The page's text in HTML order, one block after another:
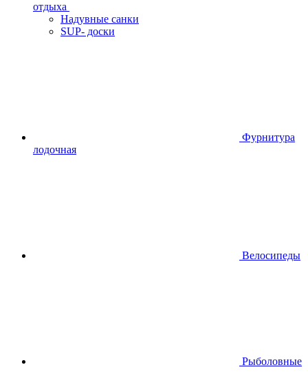
отдыха
Надувные санки
SUP- доски
Фурнитура
лодочная
Велосипеды
Рыболовные